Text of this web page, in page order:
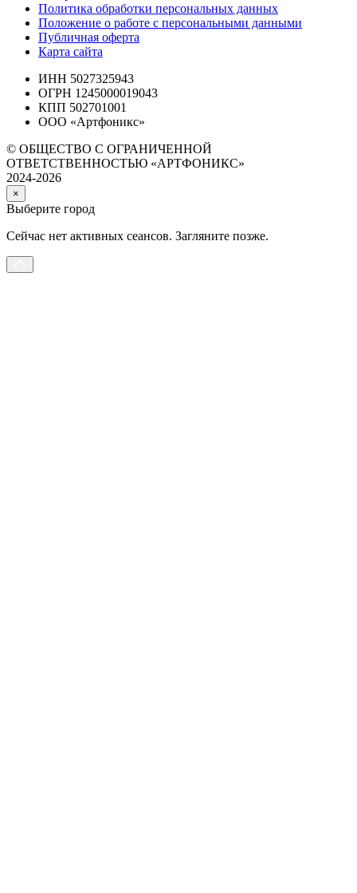
Политика обработки персональных данных
Положение о работе с персональными данными
Публичная оферта
Карта сайта
ИНН 5027325943
ОГРН 1245000019043
КПП 502701001
ООО «Артфоникс»
© ОБЩЕСТВО С ОГРАНИЧЕННОЙ
ОТВЕТСТВЕННОСТЬЮ «АРТФОНИКС»
2024-2026
×
Выберите город
Сейчас нет активных сеансов. Загляните позже.